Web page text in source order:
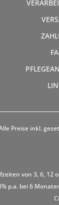
Preise inkl.
von 3, 6, 12
p.a. bei 6